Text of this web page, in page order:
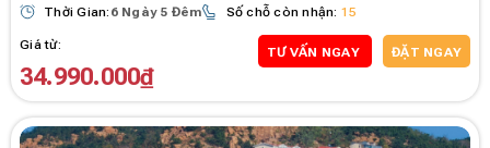
Thời Gian: 6 Ngày 5 Đêm Số chỗ còn nhận: 15
Giá từ:
34.990.000₫
TƯ VẤN NGAY ĐẶT NGAY